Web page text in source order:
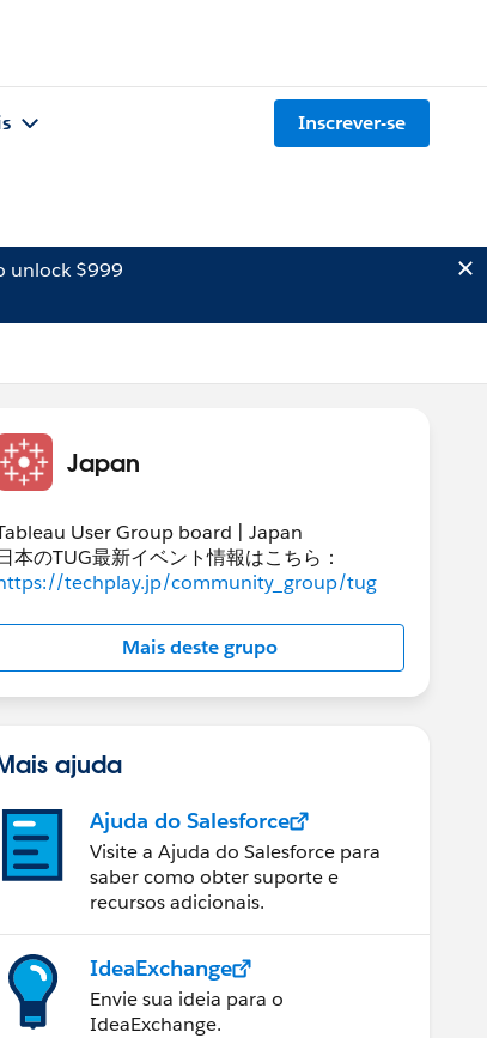
Inscrever-se
unlock $999
Japan
User Group board | Japan
本のTUG最新イベント情報はこちら：
techplay.jp/community_group/tug
Mais deste grupo
ajuda
Ajuda do Salesforce
Visite a Ajuda do Salesforce para
saber como obter suporte e
recursos adicionais.
IdeaExchange
Envie sua ideia para o
IdeaExchange.